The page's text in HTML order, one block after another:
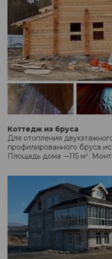
Коттедж из бруса
Для отопления
профилированного бруса
Площадь дома -–115 м².